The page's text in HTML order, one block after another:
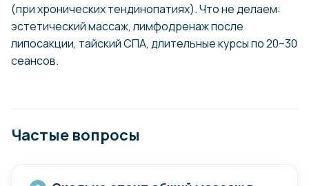
(при хронических тендинопатиях). Что не делаем:
эстетический массаж, лимфодренаж после
липосакции, тайский СПА, длительные курсы по 20–30
сеансов.
Частые вопросы
Забыть о головной боли
и наслаждаться ясным
умом
Мы поможем устранить причину боли и
повысить эффективность в работе.